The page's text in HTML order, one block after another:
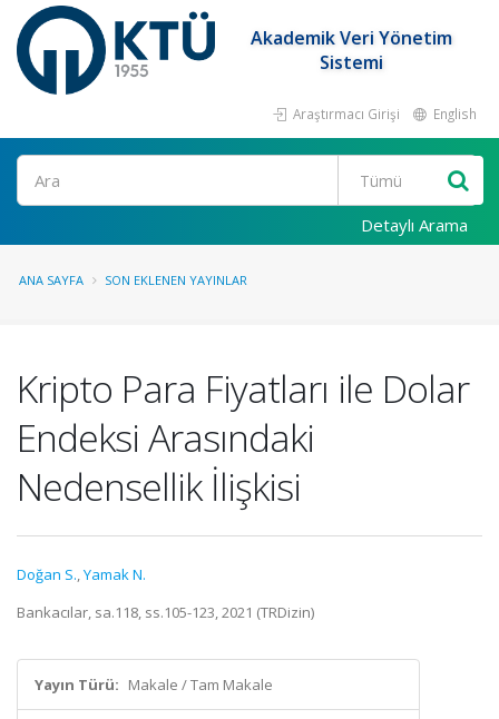
Akademik Veri Yönetim
Sistemi
Araştırmacı Girişi English
Ara
Detaylı Arama
ANA SAYFA SON EKLENEN YAYINLAR
Kripto Para Fiyatları ile Dolar
Endeksi Arasındaki
Nedensellik İlişkisi
Doğan S.,Yamak N.
Bankacılar, sa.118, ss.105-123, 2021 (TRDizin)
Yayın Türü: Makale / Tam Makale